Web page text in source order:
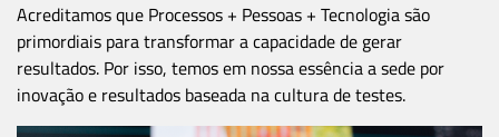
Acreditamos que Processos + Pessoas + Tecnologia são
primordiais para transformar a capacidade de gerar
resultados. Por isso, temos em nossa essência a sede por
inovação e resultados baseada na cultura de testes.